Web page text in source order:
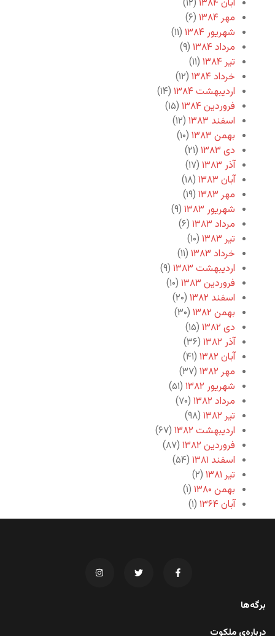
آبان ۱۳۸۴
(۱۲)
مهر ۱۳۸۴
(۶)
شهریور ۱۳۸۴
(۱۱)
مرداد ۱۳۸۴
(۹)
تیر ۱۳۸۴
(۱۱)
خرداد ۱۳۸۴
(۱۲)
اردیبهشت ۱۳۸۴
(۱۴)
فروردین ۱۳۸۴
(۱۵)
اسفند ۱۳۸۳
(۱۲)
بهمن ۱۳۸۳
(۱۰)
دی ۱۳۸۳
(۲۱)
آذر ۱۳۸۳
(۱۷)
آبان ۱۳۸۳
(۱۸)
مهر ۱۳۸۳
(۱۹)
شهریور ۱۳۸۳
(۹)
مرداد ۱۳۸۳
(۶)
تیر ۱۳۸۳
(۱۰)
خرداد ۱۳۸۳
(۱۱)
اردیبهشت ۱۳۸۳
(۹)
فروردین ۱۳۸۳
(۱۰)
اسفند ۱۳۸۲
(۲۰)
بهمن ۱۳۸۲
(۳۰)
دی ۱۳۸۲
(۱۵)
آذر ۱۳۸۲
(۳۶)
آبان ۱۳۸۲
(۴۱)
مهر ۱۳۸۲
(۳۷)
شهریور ۱۳۸۲
(۵۱)
مرداد ۱۳۸۲
(۷۰)
تیر ۱۳۸۲
(۹۸)
اردیبهشت ۱۳۸۲
(۶۷)
فروردین ۱۳۸۲
(۸۷)
اسفند ۱۳۸۱
(۵۴)
تیر ۱۳۸۱
(۲)
بهمن ۱۳۸۰
(۱)
آبان ۱۳۶۴
(۱)
برگه‌ها
درباره‌ی ملکوت